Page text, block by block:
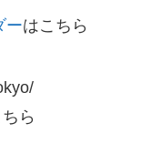
ーはこちら
ら